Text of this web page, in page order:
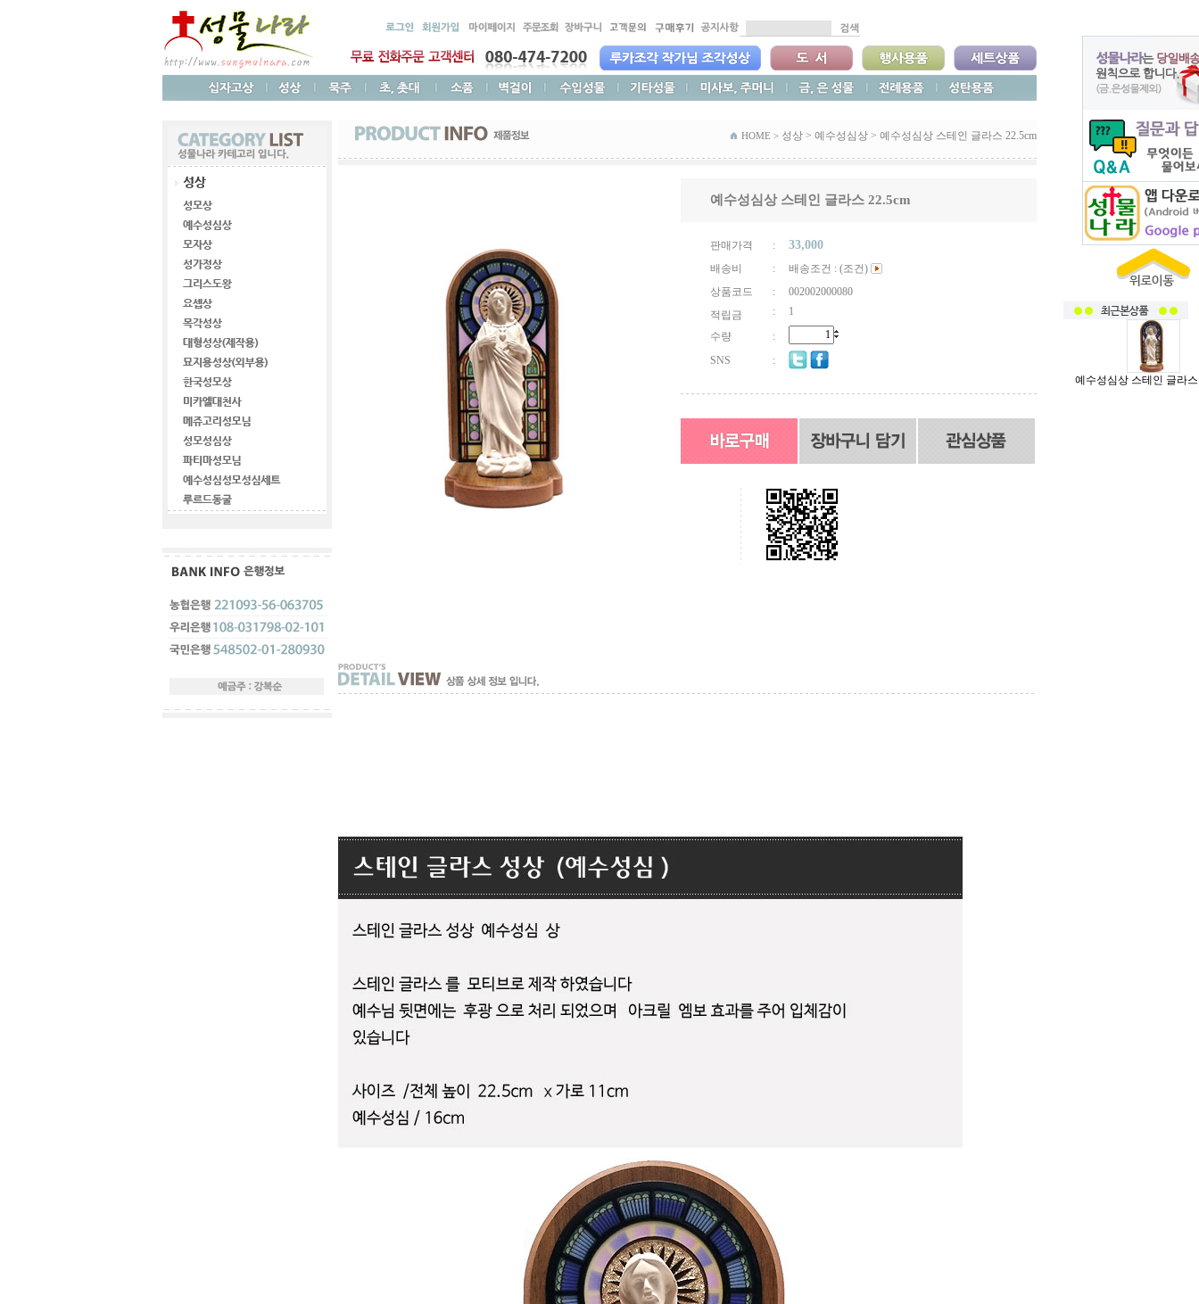
HOME > 성상 > 예수성심상 > 예수성심상 스테인 글라스 22.5cm
예수성심상 스테인 글라스 22.5cm
판매가격 : 33,000
배송비 :
배송조건 : (조건)
상품코드
:
002002000080
적립금
:
1
수량
:
SNS
:
예수성심상 스테인 글라스